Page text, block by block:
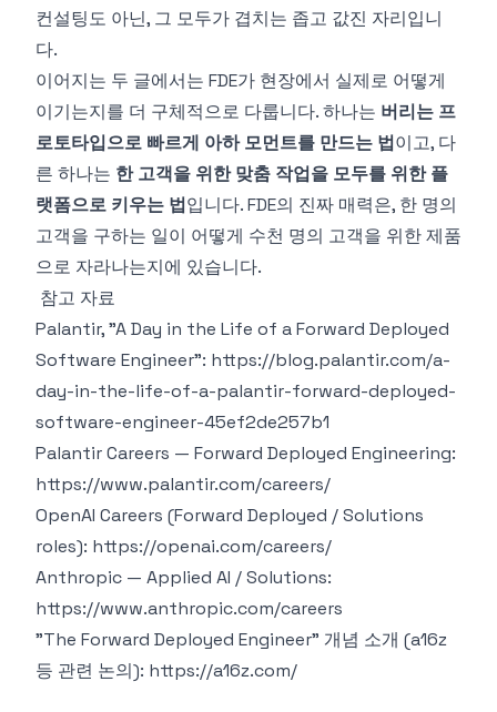
컨설팅도 아닌, 그 모두가 겹치는 좁고 값진 자리입니
다.
이어지는 두 글에서는 FDE가 현장에서 실제로 어떻게
이기는지를 더 구체적으로 다룹니다. 하나는 버리는 프
로토타입으로 빠르게 아하 모먼트를 만드는 법이고, 다
른 하나는 한 고객을 위한 맞춤 작업을 모두를 위한 플
랫폼으로 키우는 법입니다. FDE의 진짜 매력은, 한 명의
고객을 구하는 일이 어떻게 수천 명의 고객을 위한 제품
으로 자라나는지에 있습니다.
참고 자료
Palantir, "A Day in the Life of a Forward Deployed
Software Engineer": https://blog.palantir.com/a-
day-in-the-life-of-a-palantir-forward-deployed-
software-engineer-45ef2de257b1
Palantir Careers — Forward Deployed Engineering:
https://www.palantir.com/careers/
OpenAI Careers (Forward Deployed / Solutions
roles): https://openai.com/careers/
Anthropic — Applied AI / Solutions:
https://www.anthropic.com/careers
"The Forward Deployed Engineer" 개념 소개 (a16z
등 관련 논의): https://a16z.com/